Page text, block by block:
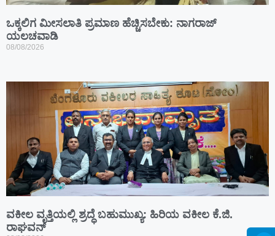
ಒಕ್ಕಲಿಗ ಮೀಸಲಾತಿ ಪ್ರಮಾಣ ಹೆಚ್ಚಿಸಬೇಕು: ನಾಗರಾಜ್
ಯಲಚವಾಡಿ
08/08/2026
ವಕೀಲ ವೃತ್ತಿಯಲ್ಲಿ ಶ್ರದ್ಧೆ ಬಹುಮುಖ್ಯ: ಹಿರಿಯ ವಕೀಲ ಕೆ.ಜಿ.
ರಾಘವನ್